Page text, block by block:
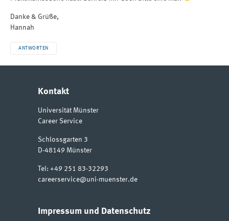
Danke & Grüße,
Hannah
ANTWORTEN
Kontakt
Universität Münster
Career Service
Schlossgarten 3
D-48149 Münster
Tel: +49 251 83-32293
careerservice@uni-muenster.de
Impressum und Datenschutz